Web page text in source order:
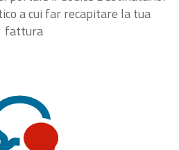
a cui far recapitare la tua
fattura